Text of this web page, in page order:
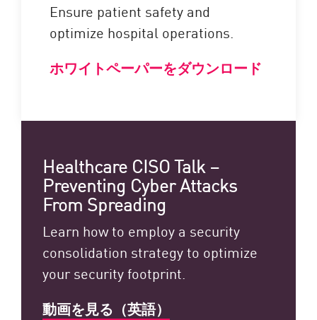
Ensure patient safety and
optimize hospital operations.
ホワイトペーパーをダウンロード
Healthcare CISO Talk –
Preventing Cyber Attacks
From Spreading
Learn how to employ a security
consolidation strategy to optimize
your security footprint.
動画を見る（英語）